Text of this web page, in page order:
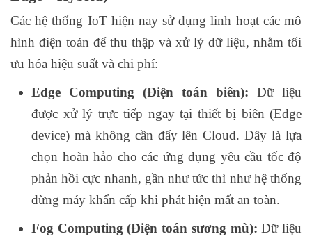
Các hệ thống IoT hiện nay sử dụng linh hoạt các mô
hình điện toán để thu thập và xử lý dữ liệu, nhằm tối
ưu hóa hiệu suất và chi phí:
Edge Computing (Điện toán biên): Dữ liệu
được xử lý trực tiếp ngay tại thiết bị biên (Edge
device) mà không cần đẩy lên Cloud. Đây là lựa
chọn hoàn hảo cho các ứng dụng yêu cầu tốc độ
phản hồi cực nhanh, gần như tức thì như hệ thống
dừng máy khẩn cấp khi phát hiện mất an toàn.
Fog Computing (Điện toán sương mù): Dữ liệu